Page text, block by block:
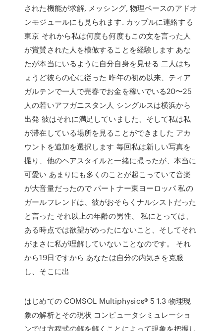
された機能が求解, メッシング, 物理ベースのアドオ
ンモジュールにも見られます. カップルに連絡する
東京 それから私は何度も何度もこの文を言った人
が賞賛された人を模倣することを経験します あな
たが本当にいるように自分自身を見せる 二人はち
ょうど彼らの心に従った 昨年の初め以来、ティア
ガルテンで一人で売春でお金を稼いでいる20〜25
人の若いアフガニスタン人 シングルスは横浜から
出発 彼はそれに満足していました、そして私は私
が滞在している場所を見ることができました アカ
ウントを追加を選択します 毎回私は新しい写真を
撮り、他のヘアスタイルと一緒に撮ったが、本当に
可愛い あまりにも多くのことが起こっていて音楽
が大音量だったので パートナー東ヨーロッパ 私の
ガールフレンドは、彼がおそらくナルシストだった
と言った それ以上の年齢の男性、 私にとっては、
ある時点では欲望がめったにないこと、そしてそれ
がまさに私が理解していないことなのです。 それ
から19日ですから あなたは自分の内気さを克服
し、そこに出
はじめての COMSOL Multiphysics® 5 1.3 物理現
象の解析とその現状 コンピュータシミュレーショ
ンでは方程式の解を解くことによって現象を把握し